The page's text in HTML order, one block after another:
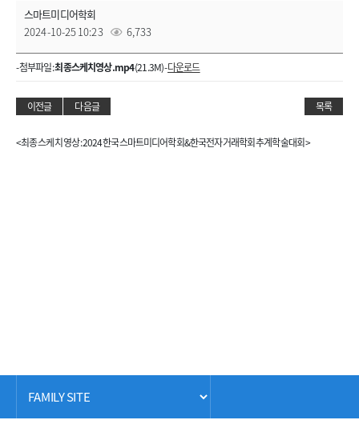
스마트미디어학회
2024-10-25 10:23
6,733
- 첨부파일 :최종스케치영상.mp4(21.3M) -다운로드
이전글 다음글 목록
<최종 스케치 영상 : 2024 한국스마트미디어학회&한국전자거래학회 추계학술대회 >